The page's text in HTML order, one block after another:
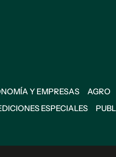
Y EMPRESAS AGRO
ESPECIALES